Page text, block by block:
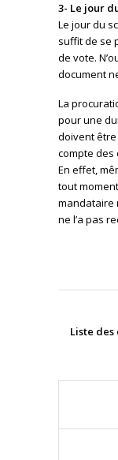
3- Le jour
Le jour du
suffit de se
de vote.
document
La
pour une
doivent
compte des
En effet,
tout
mandataire
ne l’a pas
Liste